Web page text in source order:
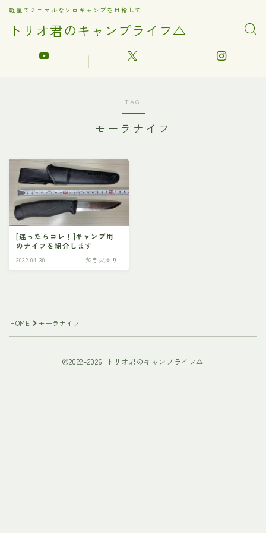
トリオ君のキャンプライフ△
軽量でミニマルなソロキャンプを目指して
TAG
モーラナイフ
[迷ったらコレ！]キャンプ用
のナイフを紹介します
2022.04.30 焚き火周り
HOME モーラナイフ
2022–2026 トリオ君のキャンプライフ△